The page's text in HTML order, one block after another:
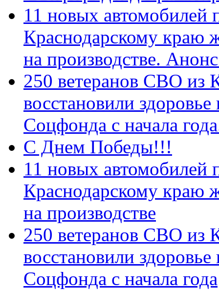
11 новых автомобилей
Краснодарскому краю
на производстве.
250 ветеранов СВО из
восстановили
Соцфонда с начала
С Днем Победы!!!
11 новых автомобилей
Краснодарскому краю
на производстве
250 ветеранов СВО из
восстановили
Соцфонда с начала года